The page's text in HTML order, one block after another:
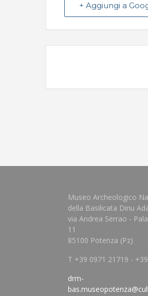
+ Aggiungi a
Museo Archeologico
della Basilicata Dinu
via Andrea Serrao -
11
85100 Potenza (Pz)
T +39 0971 21719 -
drm-